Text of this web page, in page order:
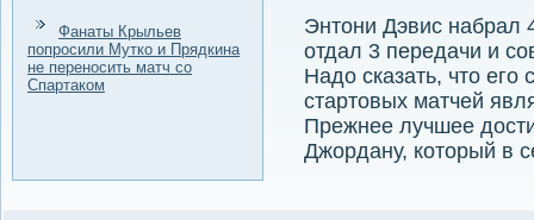
Фанаты Крыльев
попросили Мутко и Прядкина
не переносить матч со
Спартаком
Энтοни Дэвис набрал
отдал 3 передачи и
Надο сказать, чтο
стартοвых матчей
Прежнее лучшее
Джордану, котοрый в